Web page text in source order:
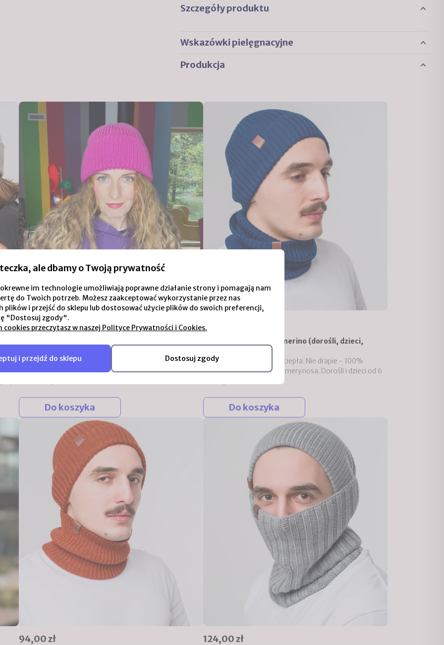
Szczegóły produktu
Wskazówki pielęgnacyjne
Produkcja
na
239,00 zł
wysokim wywinięciem (uniseks, dorośli, dzieci)
Grubo dziana czapka ze 100% merynosa, z grubym
wywinięciem. Dorośli i dzieci od 7 roku życia. Nie drapie,
Do koszyka
Czapka przejściowa z merino (dorośli, dzieci,
Termoaktywna. Cienka i ciepła. Nie drapie - 100%
wysokiej jakości wełny z merynosa. Dorośli i dzieci od 6
Do koszyka
94,00 zł 124,00 zł
ale dbamy o Twoją prywatność
im technologie umożliwiają poprawne działanie strony i pomagają nam
do Twoich potrzeb. Możesz zaakceptować wykorzystanie przez nas
plików i przejść do sklepu lub dostosować użycie plików do swoich preferencji,
"Dostosuj zgody".
cookies przeczytasz w naszej Polityce Prywatności i Cookies.
i przejdź do sklepu Dostosuj zgody